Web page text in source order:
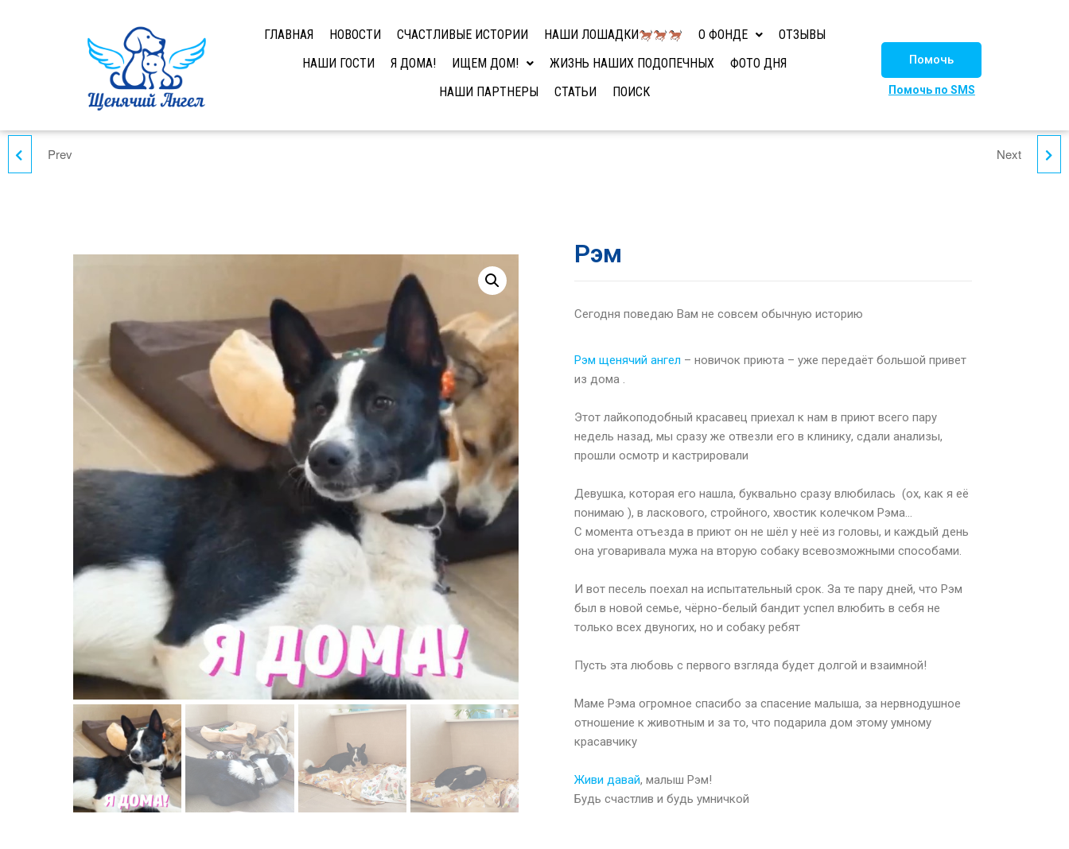
ГЛАВНАЯ НОВОСТИ СЧАСТЛИВЫЕ ИСТОРИИ НАШИ ЛОШАДКИ О ФОНДЕ
ОТЗЫВЫ
НАШИ ГОСТИ
Я ДОМА! ИЩЕМ ДОМ! ЖИЗНЬ НАШИХ ПОДОПЕЧНЫХ
ФОТО ДНЯ
НАШИ ПАРТНЕРЫ
СТАТЬИ ПОИСК
Помочь
Помочь по SMS
Prev Next
Рэм
Сегодня поведаю Вам не совсем обычную историю
Рэм щенячий ангел – новичок приюта – уже передаёт большой привет
из дома .
Этот лайкоподобный красавец приехал к нам в приют всего пару
недель назад, мы сразу же отвезли его в клинику, сдали анализы,
прошли осмотр и кастрировали
Девушка, которая его нашла, буквально сразу влюбилась (ох, как я её
понимаю ), в ласкового, стройного, хвостик колечком Рэма…
С момента отъезда в приют он не шёл у неё из головы, и каждый день
она уговаривала мужа на вторую собаку всевозможными способами.
И вот песель поехал на испытательный срок. За те пару дней, что Рэм
был в новой семье, чёрно-белый бандит успел влюбить в себя не
только всех двуногих, но и собаку ребят
Пусть эта любовь с первого взгляда будет долгой и взаимной!
Маме Рэма огромное спасибо за спасение малыша, за нервнодушное
отношение к животным и за то, что подарила дом этому умному
красавчику
Живи давай, малыш Рэм!
Будь счастлив и будь умничкой